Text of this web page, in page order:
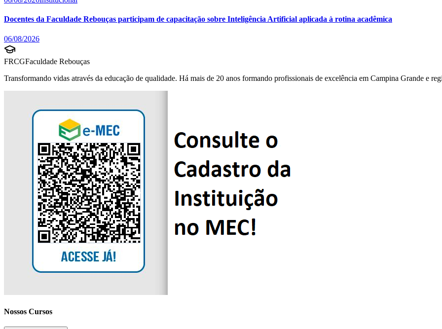
Docentes da Faculdade Rebouças participam de capacitação sobre Inteligência Artificial aplicada à rotina acadêmica
06/08/2026
FRCGFaculdade Rebouças
Transformando vidas através da educação de qualidade. Há mais de 20 anos formando profissionais de excelência em Campina Grande e
Nossos Cursos